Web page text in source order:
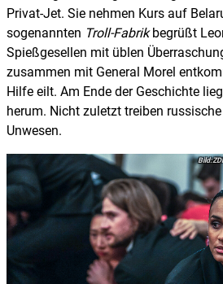
Privat-Jet. Sie nehmen Kurs auf
sogenannten Troll-Fabrikbegrüßt
Spießgesellen mit üblen
zusammen mit General Morel
Hilfe eilt. Am Ende der Geschichte
herum. Nicht zuletzt treiben
Unwesen.